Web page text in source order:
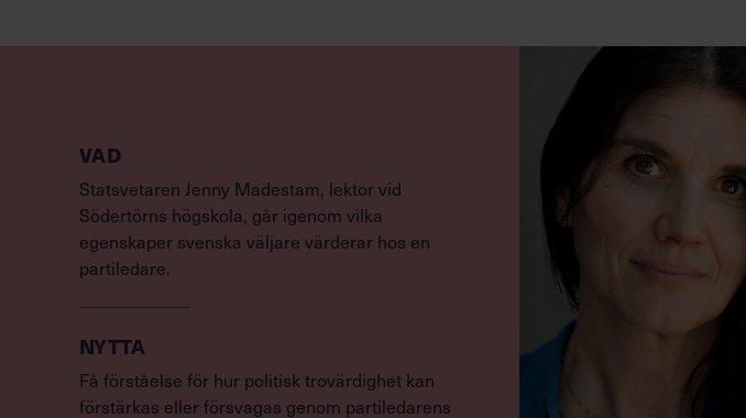
VAD
Statsvetaren Jenny Madestam, lektor vid
Södertörns högskola, går igenom vilka
egenskaper svenska väljare värderar hos en
partiledare.
NYTTA
Få förståelse för hur politisk trovärdighet kan
förstärkas eller försvagas genom partiledarens